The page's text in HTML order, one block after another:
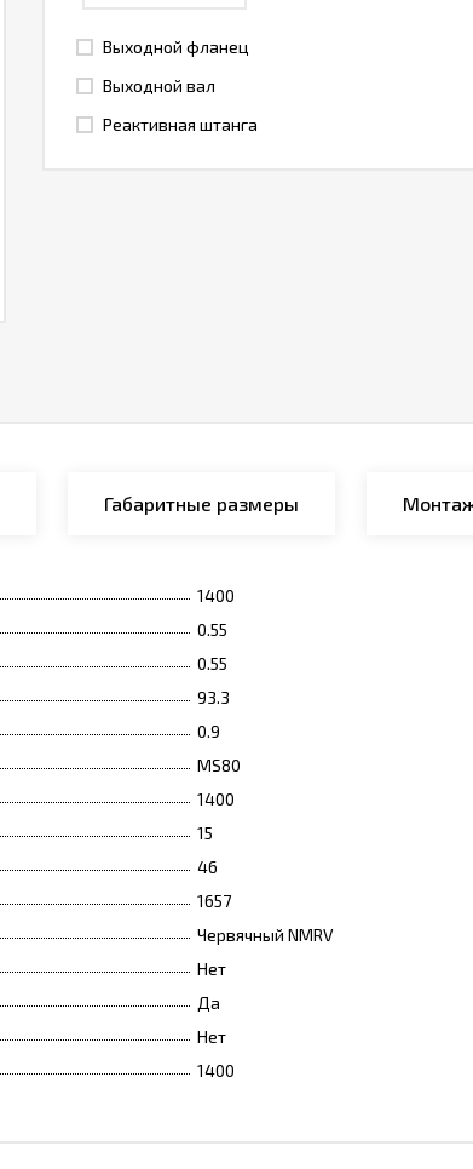
Выходной фланец
Выходной вал
Реактивная штанга
Габаритные размеры
1400
0.55
0.55
93.3
0.9
MS80
1400
15
46
1657
Червячный NMRV
Нет
Да
Нет
1400